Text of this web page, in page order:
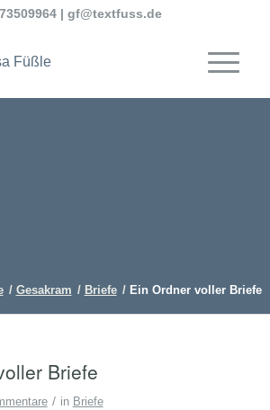
|gf@textfuss.de
/ Gesakram / Briefe / Ein Ordner voller Briefe
Briefe
/ in Briefe